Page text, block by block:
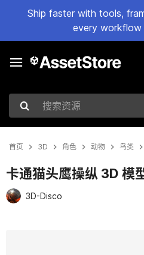
Ship faster with tools,
every
搜索资源
首页 3D 角色 动物 鸟类
卡通猫头鹰操纵 3D 模
3D-Disco